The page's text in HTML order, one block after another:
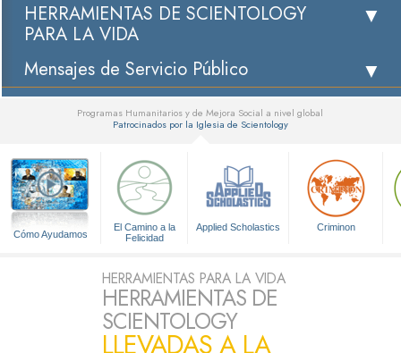
HERRAMIENTAS DE SCIENTOLOGY
PARA LA VIDA
Mensajes de Servicio Público
Programas Humanitarios y de Mejora Social a nivel global
Patrocinados por la Iglesia de Scientology
Cómo Ayudamos
El Camino a la
Felicidad
Applied Scholastics Criminon
HERRAMIENTAS PARA LA VIDA
HERRAMIENTAS DE
SCIENTOLOGY
LLEVADAS A LA